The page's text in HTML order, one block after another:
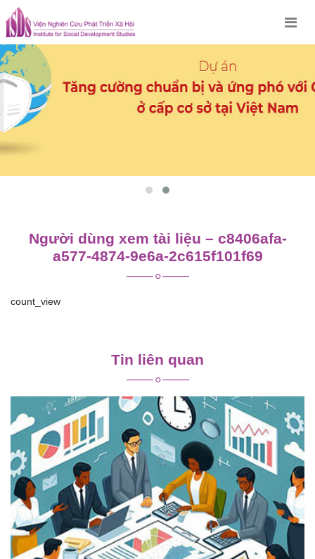
Skip
to
content
Người dùng xem tài liệu – c8406afa-
a577-4874-9e6a-2c615f101f69
count_view
viết
Tin liên quan